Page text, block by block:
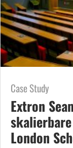
Case Study
Extron
London